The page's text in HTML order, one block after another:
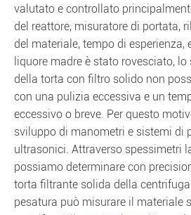
valutato e controllato
del reattore, misuratore di portata,
del materiale, tempo di esperienza,
liquore madre è stato rovesciato,
della torta con filtro solido non
con una pulizia eccessiva e un
eccessivo o breve. Per questo
sviluppo di manometri e sistemi di
ultrasonici. Attraverso spessimetri
possiamo determinare con
torta filtrante solida della
pesatura può misurare il materiale